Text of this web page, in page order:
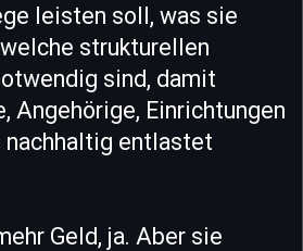
leisten soll, was sie
strukturellen
sind, damit
Angehörige, Einrichtungen
entlastet
Geld, ja. Aber sie